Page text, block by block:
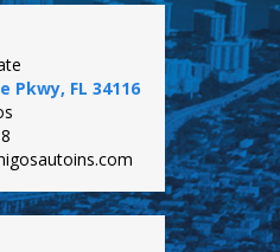
Pkwy, FL 34116